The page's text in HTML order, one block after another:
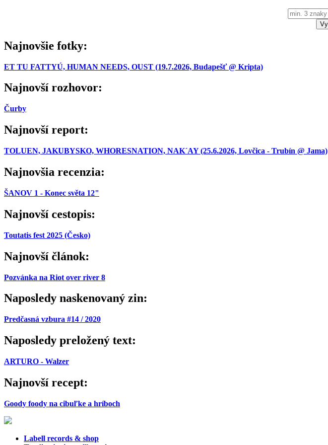
Najnovšie fotky:
ET TU FATTYÚ, HUMAN NEEDS, OUST (19.7.2026, Budapešť @ Kripta)
Najnovší rozhovor:
Čurby
Najnovší report:
TOLUEN, JAKUBYSKO, WHORESNATION, NAK´AY (25.6.2026, Lovčica - Trubín @ Jama)
Najnovšia recenzia:
ŠANOV 1 - Konec světa 12"
Najnovší cestopis:
Toutatis fest 2025 (Česko)
Najnovší článok:
Pozvánka na Riot over river 8
Naposledy naskenovaný zin:
Predčasná vzbura #14 / 2020
Naposledy preložený text:
ARTURO - Walzer
Najnovší recept:
Goody foody na cibuľke a hríboch
Labell records & shop